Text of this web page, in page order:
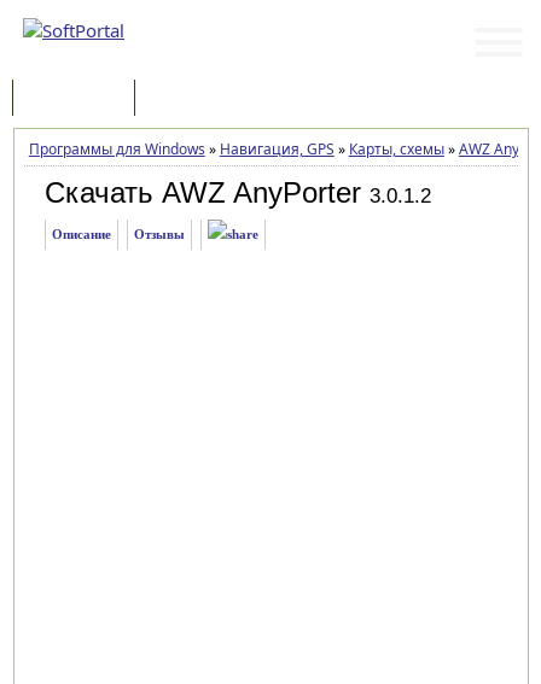
Программы для Windows » Навигация, GPS » Карты, схемы»AWZ
Скачать AWZ AnyPorter 3.0.1.2
Описание Отзывы